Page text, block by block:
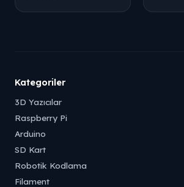
Kategoriler
3D Yazıcılar
Raspberry Pi
Arduino
SD Kart
Robotik Kodlama
Filament